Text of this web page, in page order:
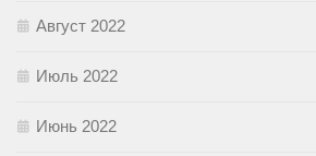
Август 2022
Июль 2022
Июнь 2022